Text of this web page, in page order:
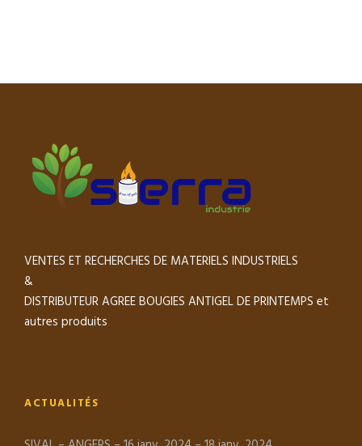
VENTES ET RECHERCHES DE MATERIELS INDUSTRIELS
&
DISTRIBUTEUR AGREE BOUGIES ANTIGEL DE PRINTEMPS et
autres produits
ACTUALITÉS